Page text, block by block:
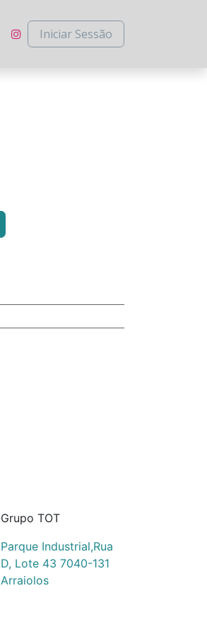
Iniciar Sessão
Grupo TOT
Parque Industrial,Rua
D, Lote 43 7040-131
Arraiolos